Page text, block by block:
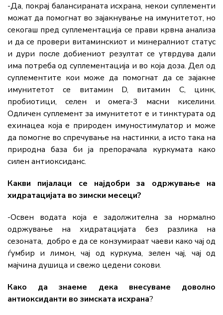
-Да, покрај балансираната исхрана, некои суплементи
можат да помогнат во зајакнување на имунитетот, но
секогаш пред суплементација се прави крвна анализа
и да се провери витаминскиот и минералниот статус
и дури после добиениот резултат се утврдува дали
има потреба од суплементација и во која доза. Дел од
суплементите кои може да помогнат да се зајакне
имунитетот се витамин D, витамин C, цинк,
пробиотици, селен и омега-3 масни киселини.
Одличен суплемент за имунитетот е и тинктурата од
ехинацеа која е природен имуностимулатор и може
да помогне во спречување на настинки, а исто така на
природна база би ја препорачала куркумата како
силен антиоксиданс.
Какви пијалаци се најдобри за одржување на
хидратацијата во зимски месеци?
-Освен водата која е задолжителна за нормално
одржување на хидратацијата без разлика на
сезоната, добро е да се конзумираат чаеви како чај од
ѓумбир и лимон, чај од куркума, зелен чај, чај од
мајчина душица и свежо цедени сокови.
Како да знаеме дека внесуваме доволно
антиоксиданти во зимската исхрана?